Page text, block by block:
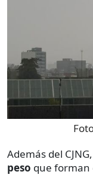
Además del
peso que forman